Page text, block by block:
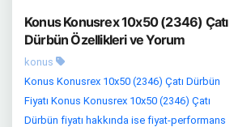
Konus Konusrex 10x50 (2346) Çatı
Dürbün Özellikleri ve Yorum
konus
Konus Konusrex 10x50 (2346) Çatı Dürbün
Fiyatı Konus Konusrex 10x50 (2346) Çatı
Dürbün fiyatı hakkında ise fiyat-performans